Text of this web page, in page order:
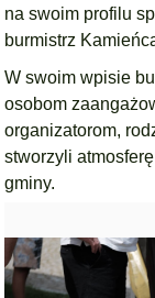
na swoim profilu
burmistrz
W swoim wpisie
osobom
organizatorom,
stworzyli
gminy.